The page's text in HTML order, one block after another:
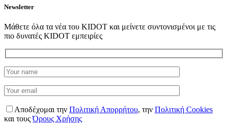
Newsletter
Μάθετε όλα τα νέα του KIDOT και μείνετε συντονισμένοι με τις
πιο δυνατές KIDOT εμπειρίες
Αποδέχομαι την Πολιτική Απορρήτου, την Πολιτική Cookies
και τουςΌρους Χρήσης